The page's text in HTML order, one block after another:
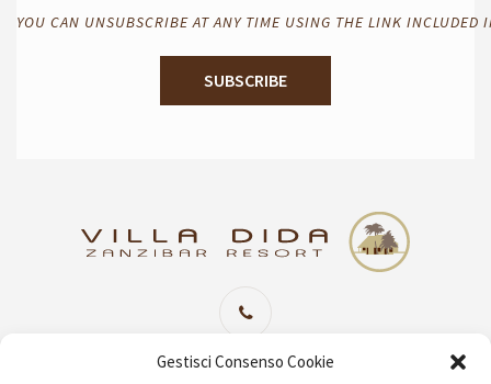
Gestisci Consenso Cookie
YOU CAN UNSUBSCRIBE AT ANY TIME USING THE LINK INCLUDED
Sede Centrale Imperia +39 0183 654302